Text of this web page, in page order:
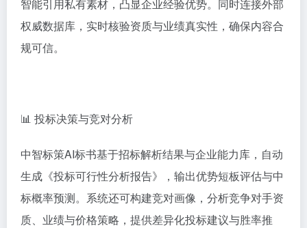
智能引用私有素材，凸显企业经验优势。同时连接外部
权威数据库，实时核验资质与业绩真实性，确保内容合
规可信。
📊 投标决策与竞对分析
中智标策AI标书基于招标解析结果与企业能力库，自动
生成《投标可行性分析报告》，输出优势短板评估与中
标概率预测。系统还可构建竞对画像，分析竞争对手资
质、业绩与价格策略，提供差异化投标建议与胜率推